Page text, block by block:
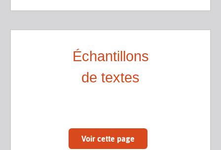
Échantillons
de textes
Voir cette page